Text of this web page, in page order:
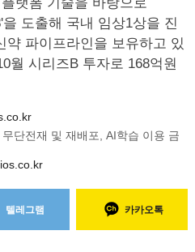
도출해 국내 임상1상을 진
약 파이프라인을 보유하고 있
월 시리즈B 투자로 168억원
단전재 및 재배포, AI학습 이용 금
텔레그램 카카오톡